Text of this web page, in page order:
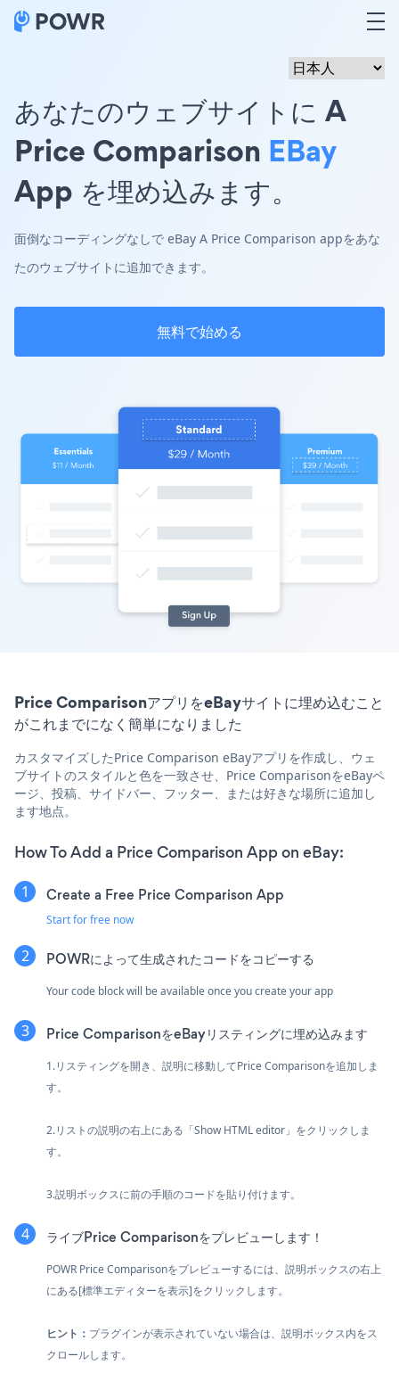
あなたのウェブサイトに A
Price Comparison EBay
App を埋め込みます。
面倒なコーディングなしで eBay A Price Comparison appをあな
たのウェブサイトに追加できます。
無料で始める
Price ComparisonアプリをeBayサイトに埋め込むこと
がこれまでになく簡単になりました
カスタマイズしたPrice Comparison eBayアプリを作成し、ウェ
ブサイトのスタイルと色を一致させ、Price ComparisonをeBayペ
ージ、投稿、サイドバー、フッター、または好きな場所に追加し
ます地点。
How To Add a Price Comparison App on eBay:
Create a Free Price Comparison App
Start for free now
POWRによって生成されたコードをコピーする
Your code block will be available once you create your app
Price ComparisonをeBayリスティングに埋め込みます
1.リスティングを開き、説明に移動してPrice Comparisonを追加しま
す。
2.リストの説明の右上にある「Show HTML editor」をクリックしま
す。
3.説明ボックスに前の手順のコードを貼り付けます。
ライブPrice Comparisonをプレビューします！
POWR Price Comparisonをプレビューするには、説明ボックスの右上
にある[標準エディターを表示]をクリックします。
ヒント： プラグインが表示されていない場合は、説明ボックス内をス
クロールします。